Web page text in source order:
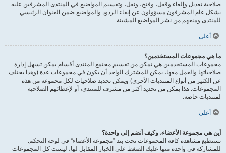
صلاحية تعديل وإلغاء وقفل، وفتح، ونقل، وتقسيم المواضيع في المنتدى المشرفين عليه.
بشكل عام المشرفون مسؤولون عن إبقاء الردود والمواضيع ضمن العنوان الرئيسي
للمنتدى ومنعهم من نشر المواضيع المشينة.
أعلى
ما هي مجموعات المستخدمين؟
مجموعات المستخدمين هي تمكن من تقسيم مجتمع المنتدى أقسام يمكن تسهل إدارة
صلاحياتها والعمل معها، يمكن للمشترك الواحد أن يكون في مجموعات عدة (وهذا يختلف
عن الكثير من أنواع المنتديات الأخرى) ويمكن تحديد صلاحيات لكل مجموعة من هذه
المجموعات. هذا يمكن من تحديد أكثر من مشرف للمنتدى، أو لإعطائهم الصلاحية
لمنتديات خاصة.
أعلى
أين هي مجموعة الأعضاء، وكيف أنضم إلى واحدة؟
تستطيع مشاهدة كافة المجموعات تحت بند ”مجموعة الأعضاء“ في لوحة التحكم.
للمشاركة في واحدة منها عليك الضغط على الخيار المقابل لها، ليست كل المجموعات